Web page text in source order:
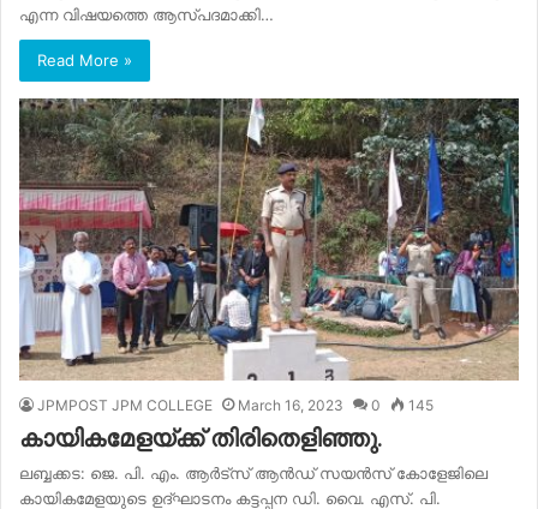
എന്ന വിഷയത്തെ ആസ്പദമാക്കി…
Read More »
JPMPOST JPM COLLEGE March 16, 2023 0 145
കായികമേളയ്ക്ക് തിരിതെളിഞ്ഞു.
ലബ്ബക്കട: ജെ. പി. എം. ആർട്സ് ആൻഡ് സയൻസ് കോളേജിലെ
കായികമേളയുടെ ഉദ്ഘാടനം കട്ടപ്പന ഡി. വൈ. എസ്. പി.